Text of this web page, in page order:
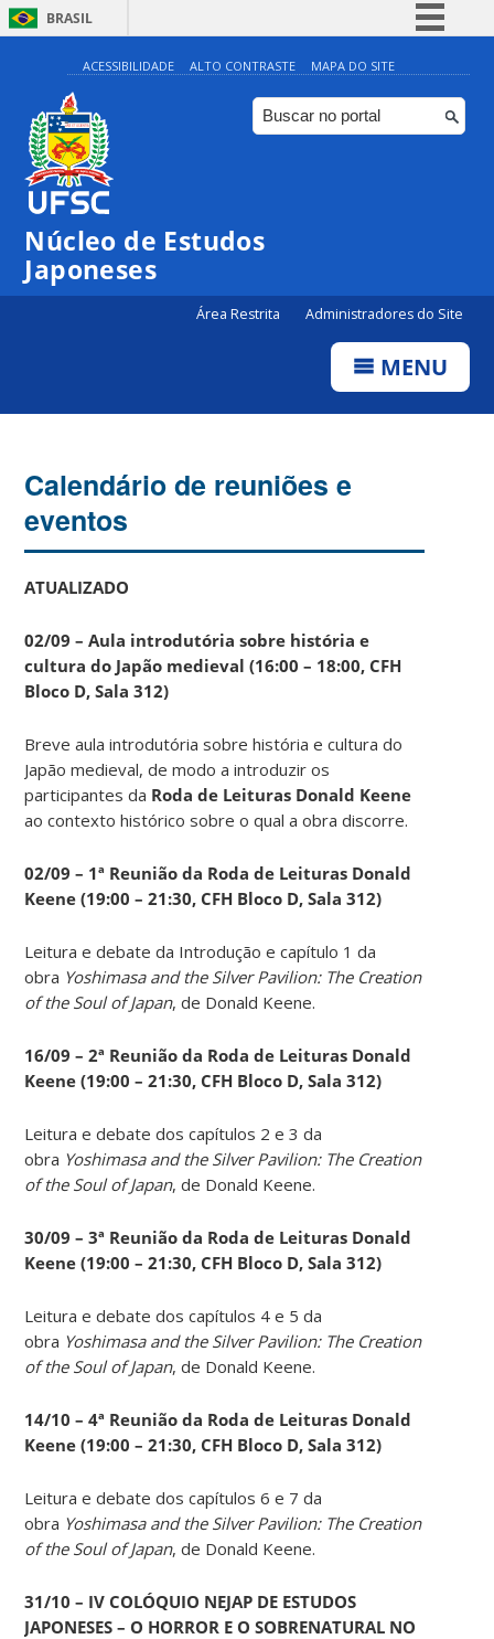
BRASIL
Simplifique!
Comunica BR
Participe
ACESSIBILIDADE ALTO CONTRASTE MAPA DO SITE
Núcleo de Estudos
Japoneses
Área Restrita Administradores do Site
MENU
Calendário de reuniões e
eventos
ATUALIZADO
02/09 – Aula introdutória sobre história e
cultura do Japão medieval (16:00 – 18:00, CFH
Bloco D, Sala 312)
Breve aula introdutória sobre história e cultura do
Japão medieval, de modo a introduzir os
participantes da Roda de Leituras Donald Keene
ao contexto histórico sobre o qual a obra discorre.
02/09 – 1ª Reunião da Roda de Leituras Donald
Keene (19:00 – 21:30, CFH Bloco D, Sala 312)
Leitura e debate da Introdução e capítulo 1 da
obra Yoshimasa and the Silver Pavilion: The Creation
of the Soul of Japan, de Donald Keene.
16/09 – 2ª Reunião da Roda de Leituras Donald
Keene (19:00 – 21:30, CFH Bloco D, Sala 312)
Leitura e debate dos capítulos 2 e 3 da
obra Yoshimasa and the Silver Pavilion: The Creation
of the Soul of Japan, de Donald Keene.
30/09 – 3ª Reunião da Roda de Leituras Donald
Keene (19:00 – 21:30, CFH Bloco D, Sala 312)
Leitura e debate dos capítulos 4 e 5 da
obra Yoshimasa and the Silver Pavilion: The Creation
of the Soul of Japan, de Donald Keene.
14/10 – 4ª Reunião da Roda de Leituras Donald
Keene (19:00 – 21:30, CFH Bloco D, Sala 312)
Leitura e debate dos capítulos 6 e 7 da
obra Yoshimasa and the Silver Pavilion: The Creation
of the Soul of Japan, de Donald Keene.
31/10 – IV COLÓQUIO NEJAP DE ESTUDOS
JAPONESES – O HORROR E O SOBRENATURAL NO